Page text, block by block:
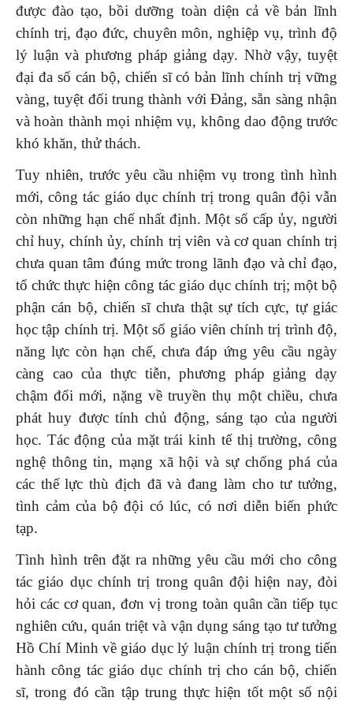
được đào tạo, bồi dưỡng toàn diện cả về bản lĩnh
chính trị, đạo đức, chuyên môn, nghiệp vụ, trình độ
lý luận và phương pháp giảng dạy. Nhờ vậy, tuyệt
đại đa số cán bộ, chiến sĩ có bản lĩnh chính trị vững
vàng, tuyệt đối trung thành với Đảng, sẵn sàng nhận
và hoàn thành mọi nhiệm vụ, không dao động trước
khó khăn, thử thách.
Tuy nhiên, trước yêu cầu nhiệm vụ trong tình hình
mới, công tác giáo dục chính trị trong quân đội vẫn
còn những hạn chế nhất định. Một số cấp ủy, người
chỉ huy, chính ủy, chính trị viên và cơ quan chính trị
chưa quan tâm đúng mức trong lãnh đạo và chỉ đạo,
tổ chức thực hiện công tác giáo dục chính trị; một bộ
phận cán bộ, chiến sĩ chưa thật sự tích cực, tự giác
học tập chính trị. Một số giáo viên chính trị trình độ,
năng lực còn hạn chế, chưa đáp ứng yêu cầu ngày
càng cao của thực tiễn, phương pháp giảng dạy
chậm đổi mới, nặng về truyền thụ một chiều, chưa
phát huy được tính chủ động, sáng tạo của người
học. Tác động của mặt trái kinh tế thị trường, công
nghệ thông tin, mạng xã hội và sự chống phá của
các thế lực thù địch đã và đang làm cho tư tưởng,
tình cảm của bộ đội có lúc, có nơi diễn biến phức
tạp.
Tình hình trên đặt ra những yêu cầu mới cho công
tác giáo dục chính trị trong quân đội hiện nay, đòi
hỏi các cơ quan, đơn vị trong toàn quân cần tiếp tục
nghiên cứu, quán triệt và vận dụng sáng tạo tư tưởng
Hồ Chí Minh về giáo dục lý luận chính trị trong tiến
hành công tác giáo dục chính trị cho cán bộ, chiến
sĩ, trong đó cần tập trung thực hiện tốt một số nội